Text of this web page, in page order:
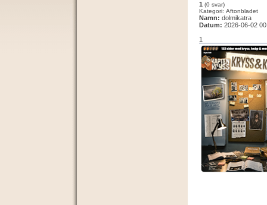
1 (0 svar)
Kategori: Aftonbladet
Namn: dolmikatra
Datum: 2026-06-02
1